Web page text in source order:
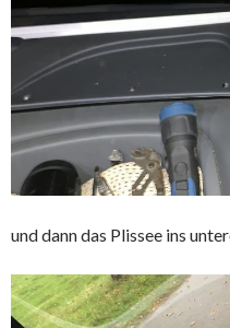
und dann das Plissee ins